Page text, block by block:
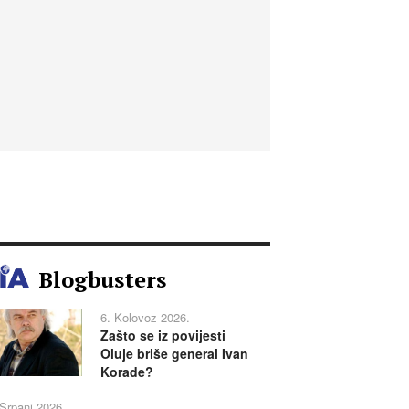
Blogbusters
6. Kolovoz 2026.
Zašto se iz povijesti
Oluje briše general Ivan
Korade?